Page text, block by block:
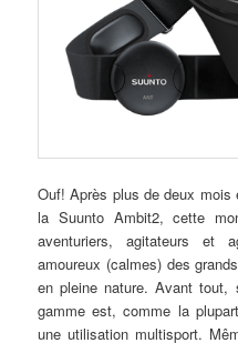
Ouf! Après plus de deux
la Suunto Ambit2, cette
aventuriers, agitateurs et
amoureux (calmes) des
en pleine nature. Avant tout,
gamme est, comme la
une utilisation multisport.